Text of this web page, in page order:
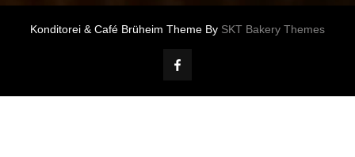
Konditorei & Café Brüheim Theme By SKT Bakery Themes